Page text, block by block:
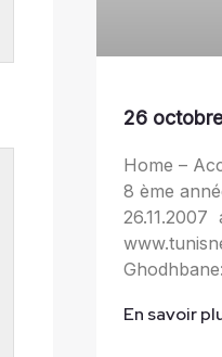
26
Home –
8 ème
26.11.2007
En savoir